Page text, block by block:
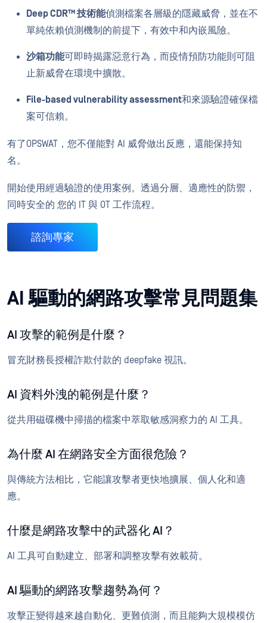
Deep CDR™ 技術能偵測檔案各層級的隱藏威脅，並在不
單純依賴偵測機制的前提下，有效中和內嵌風險。
沙箱功能可即時揭露惡意行為，而疫情預防功能則可阻
止新威脅在環境中擴散。
File-based vulnerability assessment和來源驗證確保檔
案可信賴。
有了OPSWAT，您不僅能對 AI 威脅做出反應，還能保持知
名。
開始使用經過驗證的使用案例。透過分層、適應性的防禦，
同時安全的 您的 IT 與 OT 工作流程。
諮詢專家
AI 驅動的網路攻擊常見問題集
AI 攻擊的範例是什麼？
冒充財務長授權詐欺付款的 deepfake 視訊。
AI 資料外洩的範例是什麼？
從共用磁碟機中掃描的檔案中萃取敏感洞察力的 AI 工具。
為什麼 AI 在網路安全方面很危險？
與傳統方法相比，它能讓攻擊者更快地擴展、個人化和適
應。
什麼是網路攻擊中的武器化 AI？
AI 工具可自動建立、部署和調整攻擊有效載荷。
AI 驅動的網路攻擊趨勢為何？
攻擊正變得越來越自動化、更難偵測，而且能夠大規模模仿